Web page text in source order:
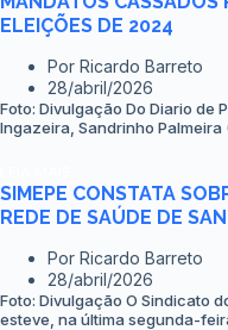
ELEIÇÕES DE 2024
Por Ricardo Barreto
28/abril/2026
Foto: Divulgação Do Diario de
Ingazeira, Sandrinho
SIMEPE CONSTATA
REDE DE SAÚDE DE
Por Ricardo Barreto
28/abril/2026
Foto: Divulgação O Sindicato
esteve, na última segunda-